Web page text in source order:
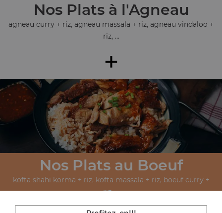
Nos Plats à l'Agneau
agneau curry + riz, agneau massala + riz, agneau vindaloo +
riz, ...
+
Nos Plats au Boeuf
kofta shahi korma + riz, kofta massala + riz, boeuf curry +
riz, ...